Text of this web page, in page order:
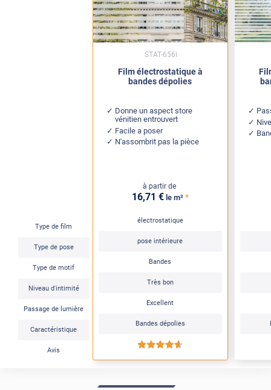
Type de film
Type de pose
Type de motif
Niveau d'intimité
Passage de lumière
Caractéristique
Avis
Film électrostatique à
bandes dépolies
Donne un aspect store
vénitien entrouvert
Facile a poser
N'assombrit pas la pièce
à partir de
16,71 € le m² *
électrostatique
pose intérieure
Bandes
Très bon
Excellent
Bandes dépolies
*****
STAT-656i